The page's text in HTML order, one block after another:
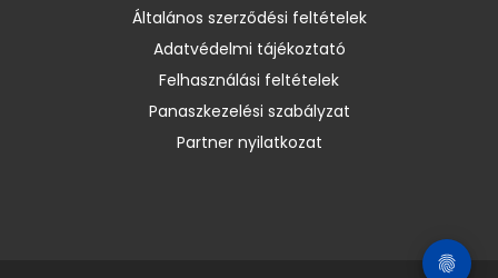
Általános szerződési feltételek
Adatvédelmi tájékoztató
Felhasználási feltételek
Panaszkezelési szabályzat
Partner nyilatkozat